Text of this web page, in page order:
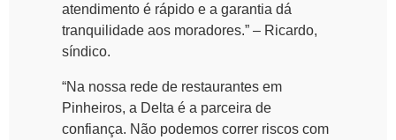
atendimento é rápido e a garantia dá
tranquilidade aos moradores.” – Ricardo,
síndico.
“Na nossa rede de restaurantes em
Pinheiros, a Delta é a parceira de
confiança. Não podemos correr riscos com